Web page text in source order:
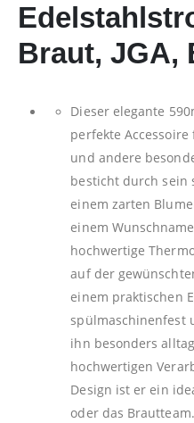
Braut, JGA,
Dieser elegante
perfekte
und andere
besticht durch sein
einem zarten
einem
hochwertige
auf der
einem praktischen
spülmaschinenfest
ihn besonders
hochwertigen
Design ist er ein
oder das